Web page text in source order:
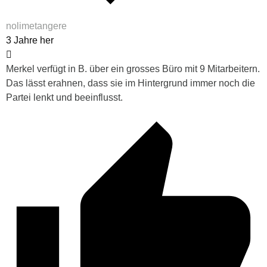
nolimetangere
3 Jahre her
Merkel verfügt in B. über ein grosses Büro mit 9 Mitarbeitern.
Das lässt erahnen, dass sie im Hintergrund immer noch die
Partei lenkt und beeinflusst.